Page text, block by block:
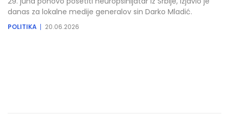
danas za lokalne medije generalov sin Darko Mladić.
POLITIKA 20.06.2026